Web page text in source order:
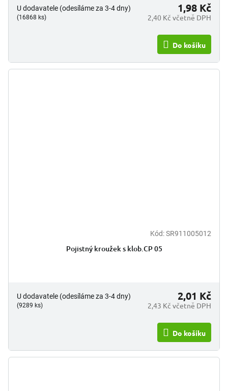
U dodavatele (odesíláme za 3-4 dny)
(16868 ks) 2,40 Kč včetně DPH
1,98 Kč
Do košíku
Kód:SR911005012
Pojistný kroužek s klob.CP 05
U dodavatele (odesíláme za 3-4 dny)
(9289 ks) 2,43 Kč včetně DPH
2,01 Kč
Do košíku